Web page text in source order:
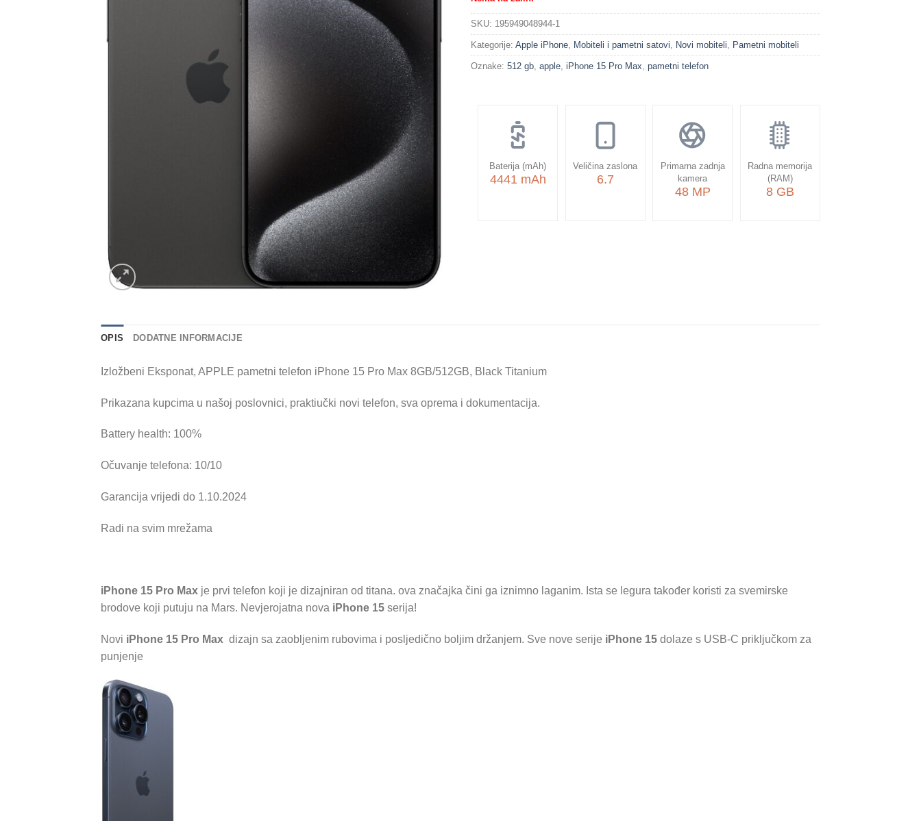
SKU: 195949048944-1
Kategorije: Apple iPhone Mobiteli i pametni satovi Novi mobiteli Pametni mobiteli
Oznake: 512 gb apple iPhone 15 Pro Max pametni telefon
Baterija (mAh)
4441 mAh
Veličina zaslona
6.7
Primarna zadnja
kamera
48 MP
Radna memorija
(RAM)
8 GB
OPIS DODATNE INFORMACIJE
Izložbeni Eksponat, APPLE pametni telefon iPhone 15 Pro Max 8GB/512GB, Black Titanium
Prikazana kupcima u našoj poslovnici, praktiučki novi telefon, sva oprema i dokumentacija.
Battery health: 100%
Očuvanje telefona: 10/10
Garancija vrijedi do 1.10.2024
Radi na svim mrežama
iPhone 15 Pro Max je prvi telefon koji je dizajniran od titana. ova značajka čini ga iznimno laganim. Ista se legura također koristi za svemirske
brodove koji putuju na Mars. Nevjerojatna nova iPhone 15 serija!
Novi iPhone 15 Pro Max dizajn sa zaobljenim rubovima i posljedično boljim držanjem. Sve nove serije iPhone 15 dolaze s USB-C priključkom za
punjenje